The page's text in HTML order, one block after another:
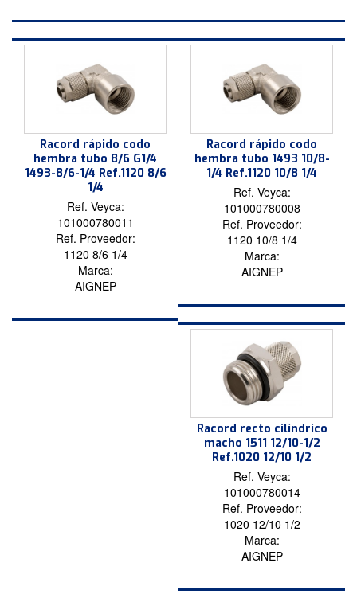
Racord rápido codo
hembra tubo 8/6 G1/4
1493-8/6-1/4 Ref.1120 8/6
1/4
Ref. Veyca:
101000780011
Ref. Proveedor:
1120 8/6 1/4
Marca:
AIGNEP
Racord rápido codo
hembra tubo 1493 10/8-
1/4 Ref.1120 10/8 1/4
Ref. Veyca:
101000780008
Ref. Proveedor:
1120 10/8 1/4
Marca:
AIGNEP
Racord recto cilíndrico
macho 1511 12/10-1/2
Ref.1020 12/10 1/2
Ref. Veyca:
101000780014
Ref. Proveedor:
1020 12/10 1/2
Marca:
AIGNEP